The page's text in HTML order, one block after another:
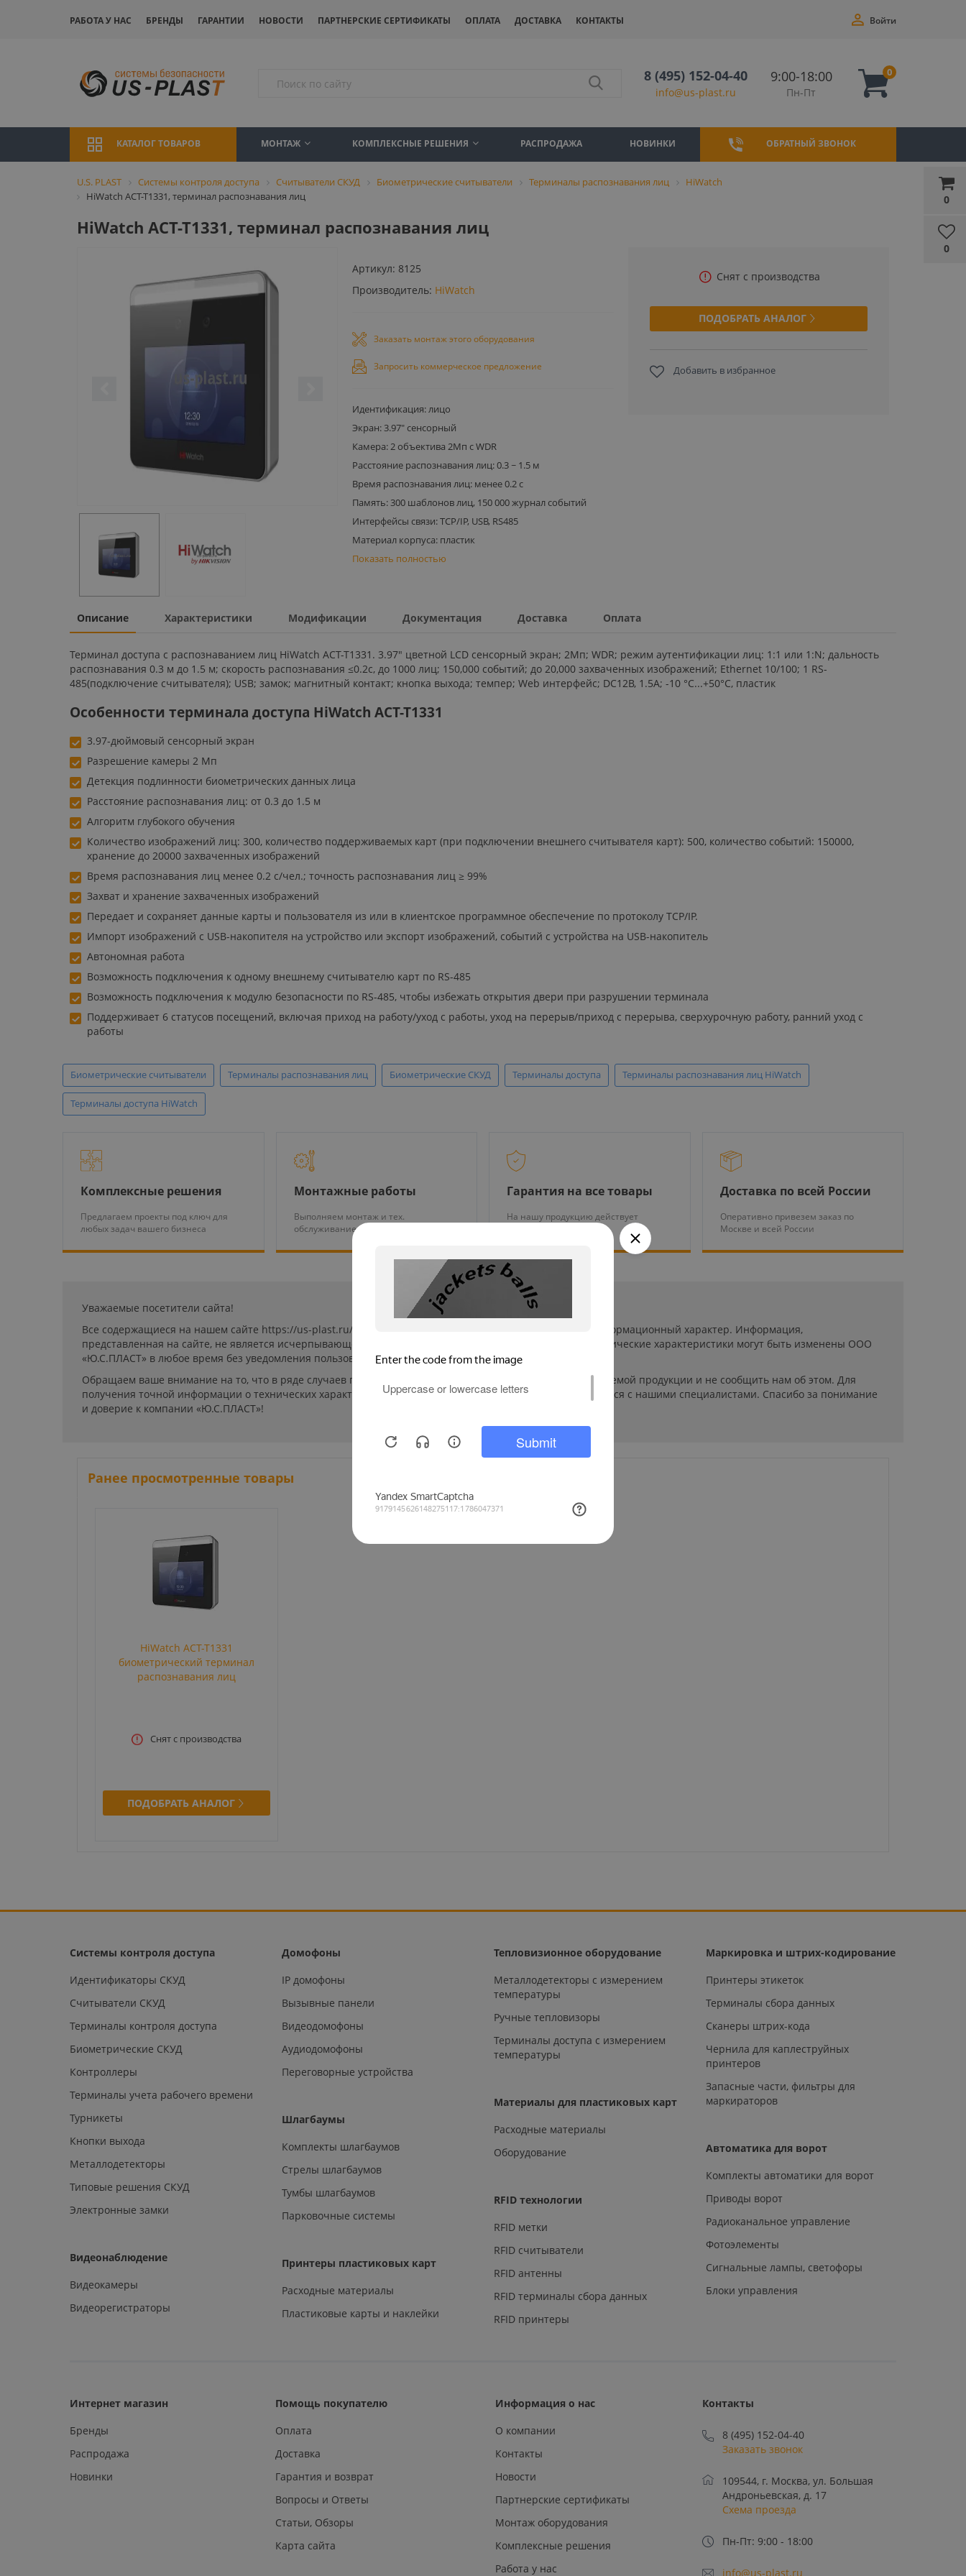
РАБОТА У НАС БРЕНДЫ ГАРАНТИИ НОВОСТИ ПАРТНЕРСКИЕ СЕРТИФИКАТЫ ОПЛАТА ДОСТАВКА КОНТАКТЫ
0
0
Войти
8 (495) 152-04-40
info@us-plast.ru
9:00-18:00
Пн-Пт
0
КАТАЛОГ ТОВАРОВ МОНТАЖ КОМПЛЕКСНЫЕ РЕШЕНИЯ РАСПРОДАЖА НОВИНКИ ОБРАТНЫЙ ЗВОНОК
U.S. PLAST Системы контроля доступа Считыватели СКУД Биометрические считыватели Терминалы распознавания лиц
HiWatch
HiWatch ACT-T1331, терминал распознавания лиц
HiWatch ACT-T1331, терминал распознавания лиц
Артикул: 8125
Производитель: HiWatch
Заказать монтаж этого оборудования
Запросить коммерческое предложение
Идентификация: лицо
Экран: 3.97" сенсорный
Камера: 2 объектива 2Мп с WDR
Расстояние распознавания лиц: 0.3 ~ 1.5 м
Время распознавания лиц: менее 0.2 с
Память: 300 шаблонов лиц, 150 000 журнал событий
Интерфейсы связи: TCP/IP, USB, RS485
Материал корпуса: пластик
Показать полностью
Снят с производства
ПОДОБРАТЬ АНАЛОГ
Добавить в избранное
Описание Характеристики Модификации Документация Доставка Оплата
Терминал доступа с распознаванием лиц HiWatch ACT-T1331. 3.97" цветной LCD сенсорный экран; 2Мп; WDR; режим аутентификации лиц: 1:1 или 1:N; дальность
распознавания 0.3 м до 1.5 м; скорость распознавания ≤0.2с, до 1000 лиц; 150,000 событий; до 20,000 захваченных изображений; Ethernet 10/100; 1 RS-
485(подключение считывателя); USB; замок; магнитный контакт; кнопка выхода; темпер; Web интерфейс; DC12В, 1.5А; -10 °C...+50°C, пластик
Особенности терминала доступа HiWatch ACT-T1331
3.97-дюймовый сенсорный экран
Разрешение камеры 2 Мп
Детекция подлинности биометрических данных лица
Расстояние распознавания лиц: от 0.3 до 1.5 м
Алгоритм глубокого обучения
Количество изображений лиц: 300, количество поддерживаемых карт (при подключении внешнего считывателя карт): 500, количество событий: 150000,
хранение до 20000 захваченных изображений
Время распознавания лиц менее 0.2 c/чел.; точность распознавания лиц ≥ 99%
Захват и хранение захваченных изображений
Передает и сохраняет данные карты и пользователя из или в клиентское программное обеспечение по протоколу TCP/IP.
Импорт изображений с USB-накопителя на устройство или экспорт изображений, событий с устройства на USB-накопитель
Автономная работа
Возможность подключения к одному внешнему считывателю карт по RS-485
Возможность подключения к модулю безопасности по RS-485, чтобы избежать открытия двери при разрушении терминала
Поддерживает 6 статусов посещений, включая приход на работу/уход с работы, уход на перерыв/приход с перерыва, сверхурочную работу, ранний уход с
работы
Биометрические считыватели Терминалы распознавания лиц Биометрические СКУД Терминалы доступа Терминалы распознавания лиц HiWatch
Терминалы доступа HiWatch
Комплексные решения
Предлагаем проекты под ключ для
любых задач вашего бизнеса
Монтажные работы
Выполняем монтаж и тех.
обслуживание оборудования
Гарантия на все товары
На нашу продукцию действует
гарантия от 12 месяцев
Доставка по всей России
Оперативно привезем заказ по
Москве и всей России
Уважаемые посетители сайта!
Все содержащиеся на нашем сайте https://us-plast.ru/ (далее «сайт») сведения носят исключительно информационный характер. Информация,
представленная на сайте, не является исчерпывающей. Указанные на сайте цены, комплектации и технические характеристики могут быть изменены ООО
«Ю.С.ПЛАСТ» в любое время без уведомления пользователей сайта.
Обращаем ваше внимание на то, что в ряде случаев производители могут изменить параметры выпускаемой продукции и не сообщить нам об этом. Для
получения точной информации о технических характеристиках и стоимости товаров необходимо связаться с нашими специалистами. Спасибо за понимание
и доверие к компании «Ю.С.ПЛАСТ»!
Ранее просмотренные товары
HiWatch ACT-T1331
биометрический терминал
распознавания лиц
Снят с производства
ПОДОБРАТЬ АНАЛОГ
Системы контроля доступа
Идентификаторы СКУД
Считыватели СКУД
Терминалы контроля доступа
Биометрические СКУД
Контроллеры
Терминалы учета рабочего времени
Турникеты
Кнопки выхода
Металлодетекторы
Типовые решения СКУД
Электронные замки
Видеонаблюдение
Видеокамеры
Видеорегистраторы
Домофоны
IP домофоны
Вызывные панели
Видеодомофоны
Аудиодомофоны
Переговорные устройства
Шлагбаумы
Комплекты шлагбаумов
Стрелы шлагбаумов
Тумбы шлагбаумов
Парковочные системы
Принтеры пластиковых карт
Расходные материалы
Пластиковые карты и наклейки
Тепловизионное оборудование
Металлодетекторы с измерением
температуры
Ручные тепловизоры
Терминалы доступа с измерением
температуры
Материалы для пластиковых карт
Расходные материалы
Оборудование
RFID технологии
RFID метки
RFID считыватели
RFID антенны
RFID терминалы сбора данных
RFID принтеры
Маркировка и штрих-кодирование
Принтеры этикеток
Терминалы сбора данных
Сканеры штрих-кода
Чернила для каплеструйных
принтеров
Запасные части, фильтры для
маркираторов
Автоматика для ворот
Комплекты автоматики для ворот
Приводы ворот
Радиоканальное управление
Фотоэлементы
Сигнальные лампы, светофоры
Блоки управления
Интернет магазин
Бренды
Распродажа
Новинки
Помощь покупателю
Оплата
Доставка
Гарантия и возврат
Вопросы и Ответы
Статьи, Обзоры
Карта сайта
Информация о нас
О компании
Контакты
Новости
Партнерские сертификаты
Монтаж оборудования
Комплексные решения
Работа у нас
Контакты
8 (495) 152-04-40
Заказать звонок
109544, г. Москва, ул. Большая
Андроньевская, д. 17
Схема проезда
Пн-Пт: 9:00 - 18:00
info@us-plast.ru